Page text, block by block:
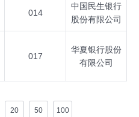
014
中国民生银行
股份有限公司
017
华夏银行股份
有限公司
20 50 100